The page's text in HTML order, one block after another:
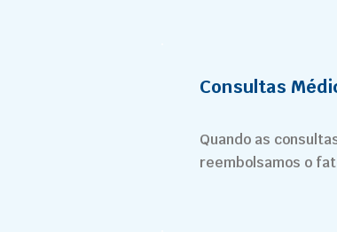
Consultas
Quando as
reembolsamos o